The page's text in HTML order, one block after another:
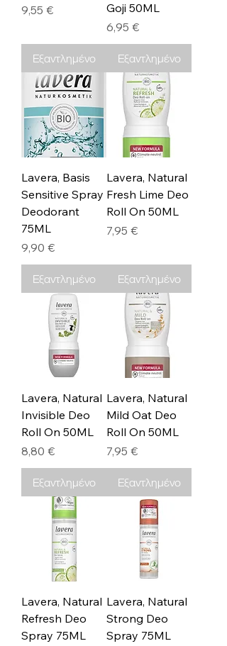
Τιμή
9,55 €
Εξαντλημένο
Goji 50ML
Τιμή
6,95 €
Εξαντλημένο
Lavera, Basis
Sensitive Spray
Deodorant
75ML
Τιμή
9,90 €
Εξαντλημένο
Lavera, Natural
Fresh Lime Deo
Roll On 50ML
Τιμή
7,95 €
Εξαντλημένο
Lavera, Natural
Invisible Deo
Roll On 50ML
Τιμή
8,80 €
Εξαντλημένο
Lavera, Natural
Mild Oat Deo
Roll On 50ML
Τιμή
7,95 €
Εξαντλημένο
Lavera, Natural
Refresh Deo
Spray 75ML
Lavera, Natural
Strong Deo
Spray 75ML